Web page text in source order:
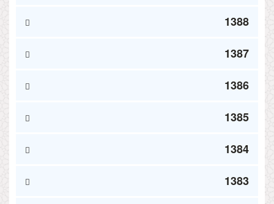
1388
1387
1386
1385
1384
1383